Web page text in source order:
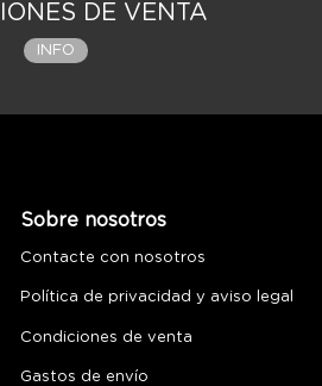
DE VENTA
INFO
Sobre nosotros
Contacte con nosotros
Política de privacidad y aviso legal
Condiciones de venta
Gastos de envío